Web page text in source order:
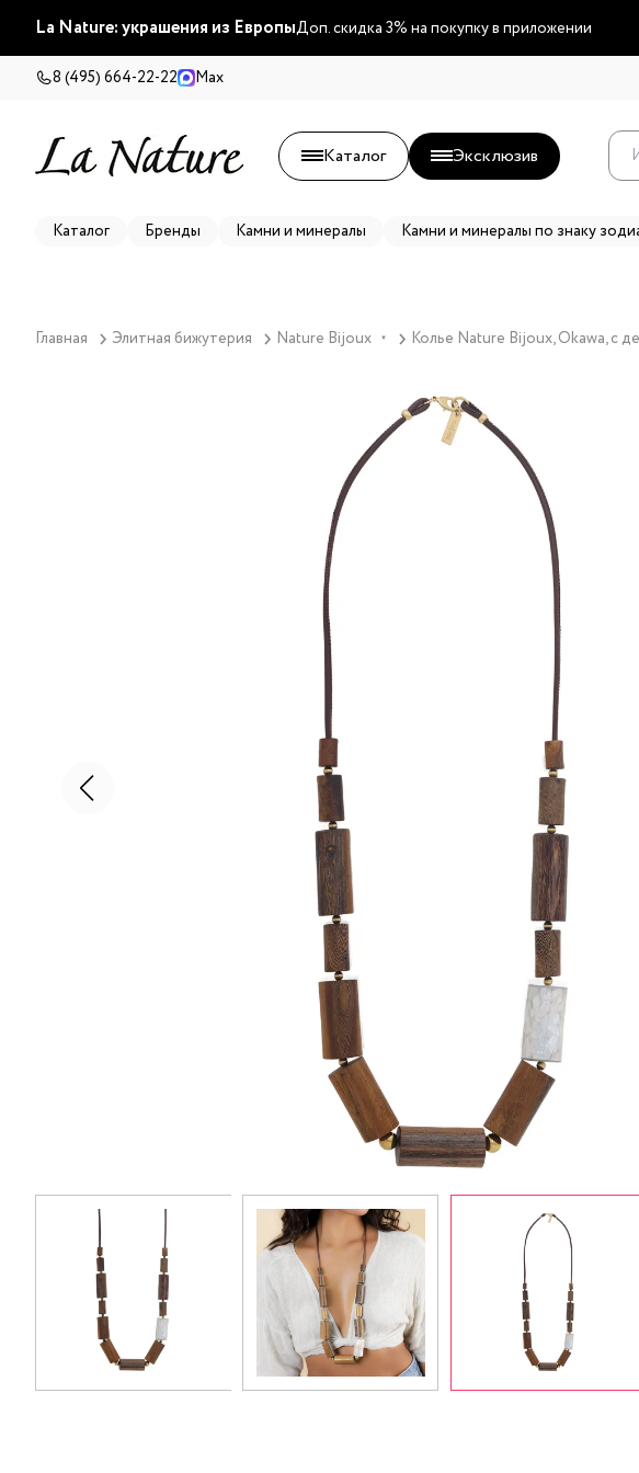
La Nature: украшения из ЕвропыДоп. скидка 3% на покупку в приложении
8 (495) 664-22-22 Max
Каталог Эксклюзив
Каталог Бренды Камни и минералы Камни и минералы по знаку
Главная Элитная бижутерия Nature Bijoux ▼ Колье Nature Bijoux, Okawa, с